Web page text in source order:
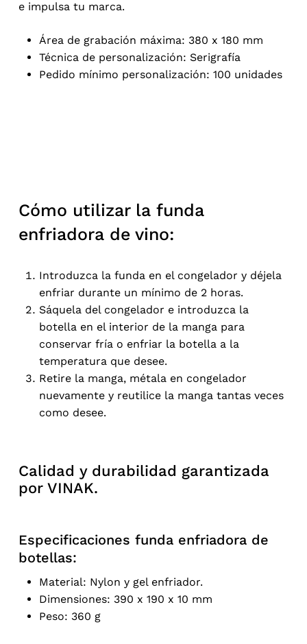
e impulsa tu marca.
Área de grabación máxima: 380 x 180 mm
Técnica de personalización: Serigrafía
Pedido mínimo personalización: 100 unidades
Cómo utilizar la funda
enfriadora de vino:
Introduzca la funda en el congelador y déjela
enfriar durante un mínimo de 2 horas.
Sáquela del congelador e introduzca la
botella en el interior de la manga para
conservar fría o enfriar la botella a la
temperatura que desee.
Retire la manga, métala en congelador
nuevamente y reutilice la manga tantas veces
como desee.
Calidad y durabilidad garantizada
por VINAK.
Especificaciones funda enfriadora de
botellas:
Material: Nylon y gel enfriador.
Dimensiones: 390 x 190 x 10 mm
Peso: 360 g